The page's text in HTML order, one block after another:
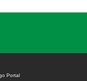
Portal